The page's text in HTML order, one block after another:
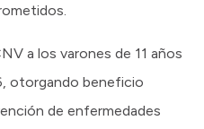
a los varones de 11 años
otorgando beneficio
de enfermedades